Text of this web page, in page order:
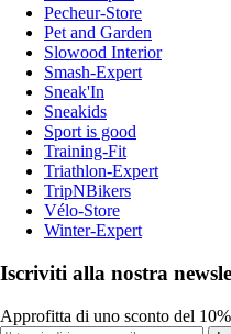
Pecheur-Store
Pet and Garden
Slowood Interior
Smash-Expert
Sneak'In
Sneakids
Sport is good
Training-Fit
Triathlon-Expert
TripNBikers
Vélo-Store
Winter-Expert
Iscriviti alla nostra
Approfitta di uno sconto del